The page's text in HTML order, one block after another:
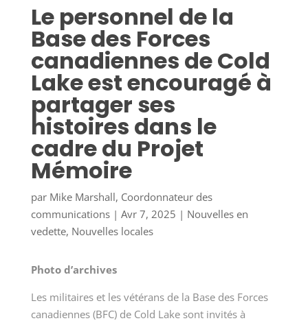
Le personnel de la
Base des Forces
canadiennes de Cold
Lake est encouragé à
partager ses
histoires dans le
cadre du Projet
Mémoire
par Mike Marshall, Coordonnateur des
communications| Avr 7, 2025 | Nouvelles en
vedette, Nouvelles locales
Photo d’archives
Les militaires et les vétérans de la Base des Forces
canadiennes (BFC) de Cold Lake sont invités à